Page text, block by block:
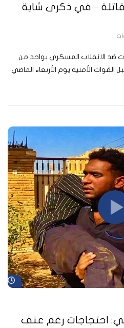
القاتلة – في ذكرى شابة
الاحتجاجات ضد الانقلاب العسكري بواحد من
القوات الأمنية يوم الأربعاء الماضي
احتجاجات رغم عنف